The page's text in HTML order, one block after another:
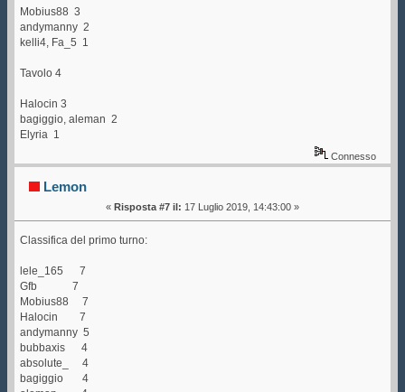
Mobius88 3
andymanny 2
kelli4, Fa_5 1
Tavolo 4
Halocin 3
bagiggio, aleman 2
Elyria 1
Connesso
Lemon
« Risposta #7 il: 17 Luglio 2019, 14:43:00 »
Classifica del primo turno:
lele_165 7
Gfb 7
Mobius88 7
Halocin 7
andymanny 5
bubbaxis 4
absolute_ 4
bagiggio 4